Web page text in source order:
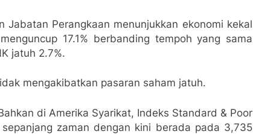
Perangkaan menunjukkan ekonomi kekal
17.1% berbanding tempoh yang sama
jatuh 2.7%.
mengakibatkan pasaran saham jatuh.
di Amerika Syarikat, Indeks Standard & Poor
zaman dengan kini berada pada 3,735